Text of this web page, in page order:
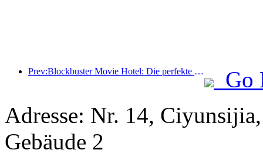
Prev:Blockbuster Movie Hotel: Die perfekte Fusion aus Business und Film
Go
Adresse: Nr. 14,
Gebäude 2